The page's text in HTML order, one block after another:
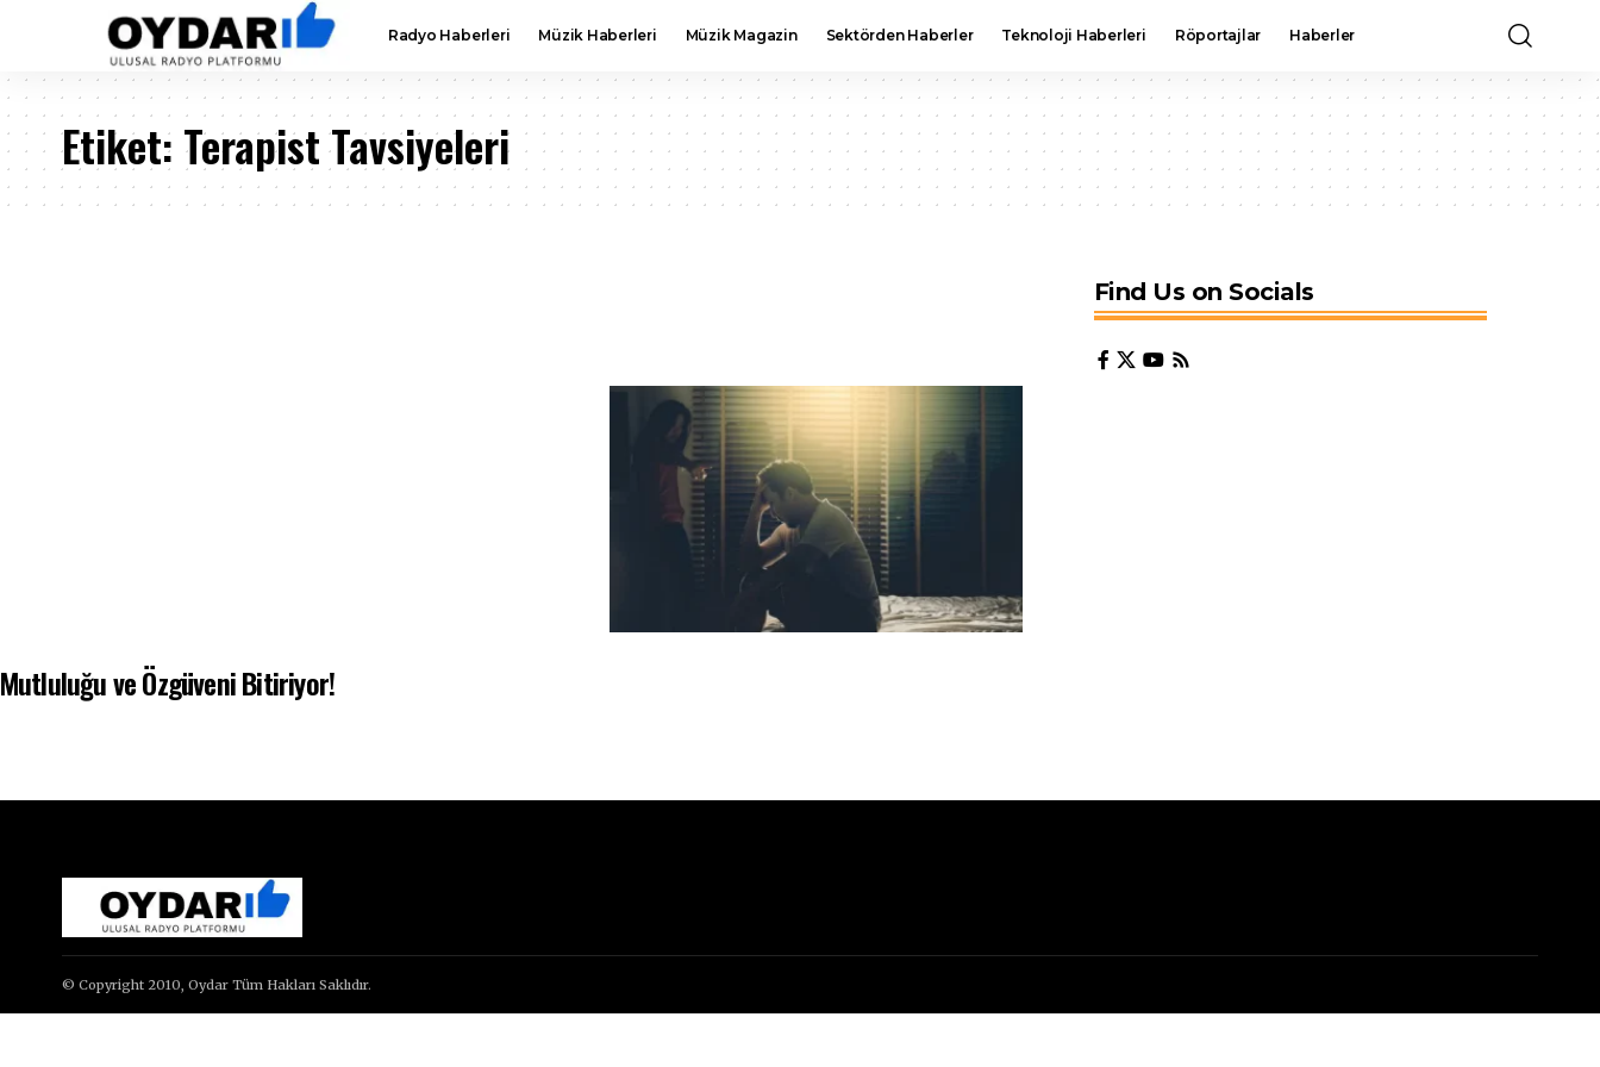
Radyo Haberleri Müzik Haberleri Müzik Magazin Sektörden Haberler Teknoloji Haberleri Röportajlar Haberler
Etiket: Terapist Tavsiyeleri
ve Özgüveni Bitiriyor!
Find Us on Socials
© Copyright 2010, Oydar Tüm Hakları Saklıdır.